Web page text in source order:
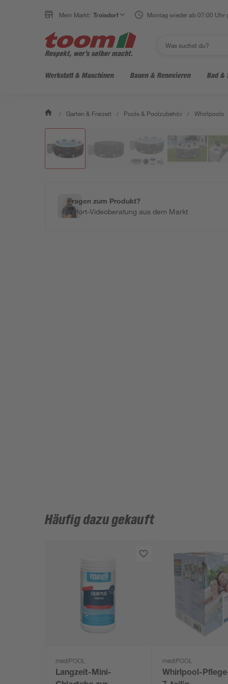
Mein Markt: Troisdorf Montag wieder ab 07:00 Uhr
Werkstatt & Maschinen Bauen & Renovieren Bad &
/ Garten & Freizeit / Pools & Poolzubehör / Whirlpools
Fragen zum Produkt?
Sofort-Videoberatung aus dem Markt
Häufig dazu gekauft
mediPOOL
Langzeit-Mini-
mediPOOL
Whirlpool-